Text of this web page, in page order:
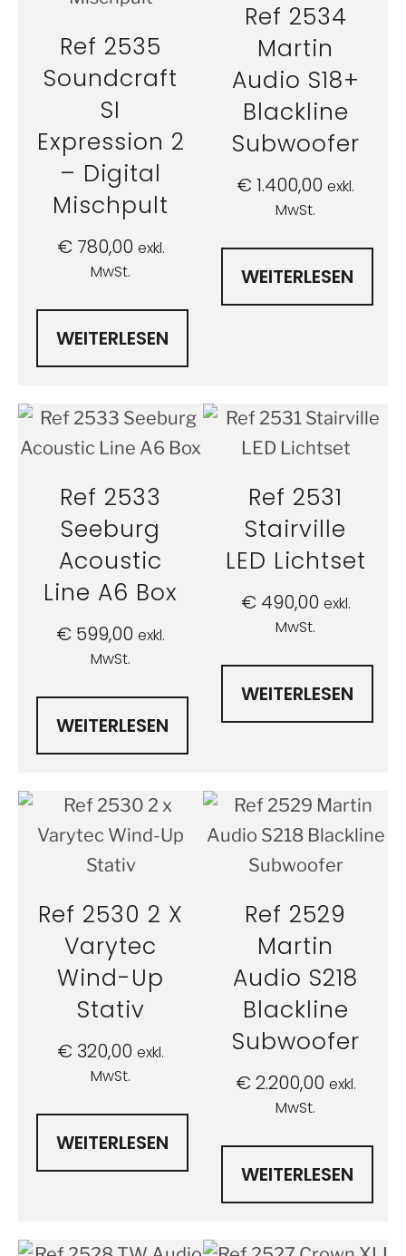
Ref 2535
Soundcraft
SI
Expression 2
– Digital
Mischpult
€780,00 exkl.
MwSt.
WEITERLESEN
Ref 2534
Martin
Audio S18+
Blackline
Subwoofer
€1.400,00 exkl.
MwSt.
WEITERLESEN
Ref 2533
Seeburg
Acoustic
Line A6 Box
€ 599,00 exkl.
MwSt.
WEITERLESEN
Ref 2531
Stairville
LED Lichtset
€490,00 exkl.
MwSt.
WEITERLESEN
Ref 2530 2 X
Varytec
Wind-Up
Stativ
€ 320,00 exkl.
MwSt.
WEITERLESEN
Ref 2529
Martin
Audio S218
Blackline
Subwoofer
€2.200,00 exkl.
MwSt.
WEITERLESEN